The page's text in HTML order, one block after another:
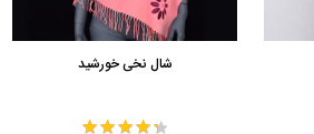
شال نخی خورشید